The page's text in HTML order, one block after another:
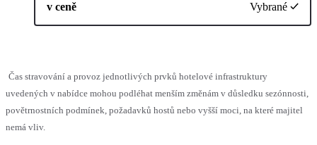
v ceně Vybrané
Čas stravování a provoz jednotlivých prvků hotelové infrastruktury
uvedených v nabídce mohou podléhat menším změnám v důsledku sezónnosti,
povětrnostních podmínek, požadavků hostů nebo vyšší moci, na které majitel
nemá vliv.